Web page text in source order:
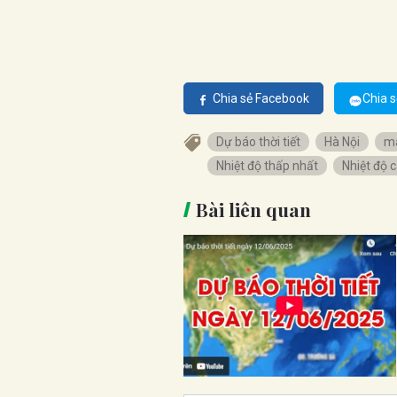
Chia sẻ Facebook Chia
Dự báo thời tiết Hà Nội
Nhiệt độ thấp nhất
Nhiệt độ
Bài liên quan